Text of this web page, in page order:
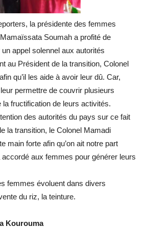
la présidente des femmes
Soumah a profité de
appel solennel aux autorités
au Président de la transition, Colonel
qu’il les aide à avoir leur dû. Car,
permettre de couvrir plusieurs
la fructification de leurs activités.
des autorités du pays sur ce fait
la transition, le Colonel Mamadi
main forte afin qu’on ait notre part
accordé aux femmes pour générer leurs
femmes évoluent dans divers
du riz, la teinture.
Kourouma